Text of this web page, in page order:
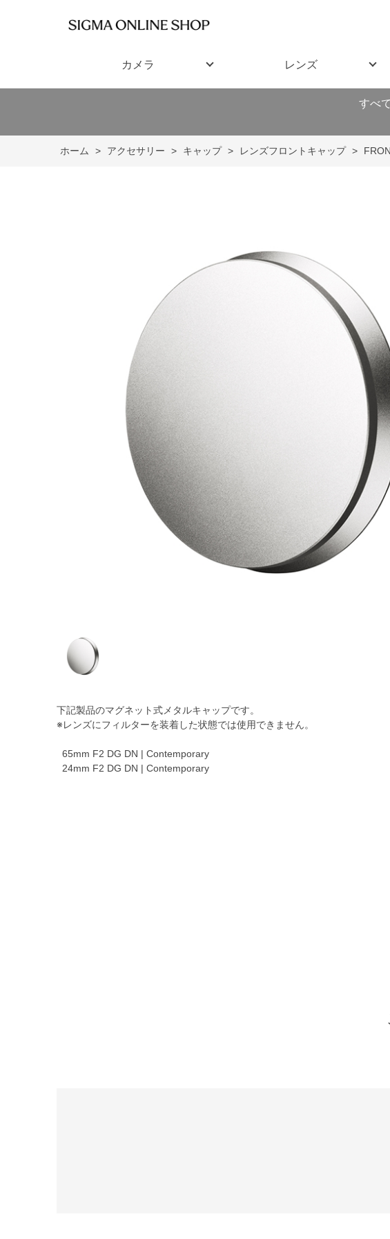
カメラ レンズ
すべ
ホーム > アクセサリー > キャップ > レンズフロントキャップ >
下記製品のマグネット式メタルキャップです。
※レンズにフィルターを装着した状態では使用できません。
65mm F2 DG DN | Contemporary
24mm F2 DG DN | Contemporary